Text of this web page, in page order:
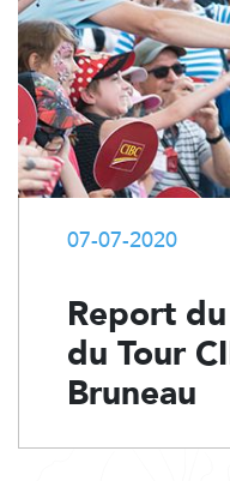
07-07-2020
Report
du Tour
Bruneau